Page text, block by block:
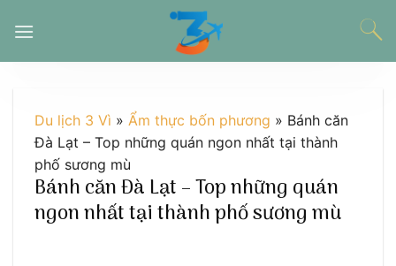
đến
Du lịch 3 Vì » Ẩm thực bốn phương » Bánh căn
Đà Lạt – Top những quán ngon nhất tại thành
phố sương mù
Bánh căn Đà Lạt – Top những quán
ngon nhất tại thành phố sương mù